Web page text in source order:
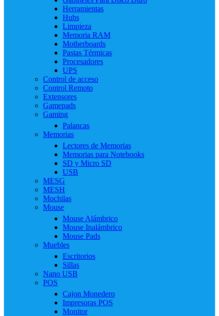
Herramientas
Hubs
Limpieza
Memoria RAM
Motherboards
Pastas Térmicas
Procesadores
UPS
Control de acceso
Control Remoto
Extensores
Gamepads
Gaming
Palancas
Memorias
Lectores de Memorias
Memorias para Notebooks
SD y Micro SD
USB
MESG
MESH
Mochilas
Mouse
Mouse Alámbrico
Mouse Inalámbrico
Mouse Pads
Muebles
Escritorios
Sillas
Nano USB
POS
Cajon Monedero
Impresoras POS
Monitor